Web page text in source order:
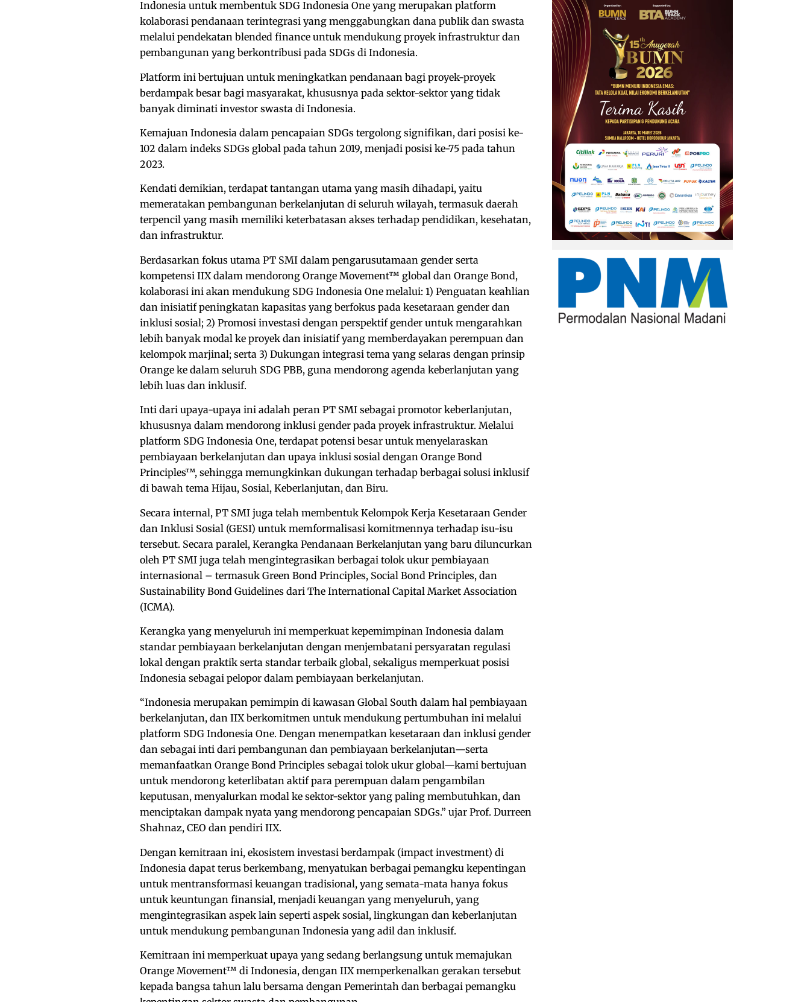
Indonesia untuk membentuk SDG Indonesia One yang merupakan platform
kolaborasi pendanaan terintegrasi yang menggabungkan dana publik dan swasta
melalui pendekatan blended finance untuk mendukung proyek infrastruktur dan
pembangunan yang berkontribusi pada SDGs di Indonesia.
Platform ini bertujuan untuk meningkatkan pendanaan bagi proyek-proyek
berdampak besar bagi masyarakat, khususnya pada sektor-sektor yang tidak
banyak diminati investor swasta di Indonesia.
Kemajuan Indonesia dalam pencapaian SDGs tergolong signifikan, dari posisi ke-
102 dalam indeks SDGs global pada tahun 2019, menjadi posisi ke-75 pada tahun
2023.
Kendati demikian, terdapat tantangan utama yang masih dihadapi, yaitu
memeratakan pembangunan berkelanjutan di seluruh wilayah, termasuk daerah
terpencil yang masih memiliki keterbatasan akses terhadap pendidikan, kesehatan,
dan infrastruktur.
Berdasarkan fokus utama PT SMI dalam pengarusutamaan gender serta
kompetensi IIX dalam mendorong Orange Movement™ global dan Orange Bond,
kolaborasi ini akan mendukung SDG Indonesia One melalui: 1) Penguatan keahlian
dan inisiatif peningkatan kapasitas yang berfokus pada kesetaraan gender dan
inklusi sosial; 2) Promosi investasi dengan perspektif gender untuk mengarahkan
lebih banyak modal ke proyek dan inisiatif yang memberdayakan perempuan dan
kelompok marjinal; serta 3) Dukungan integrasi tema yang selaras dengan prinsip
Orange ke dalam seluruh SDG PBB, guna mendorong agenda keberlanjutan yang
lebih luas dan inklusif.
Inti dari upaya-upaya ini adalah peran PT SMI sebagai promotor keberlanjutan,
khususnya dalam mendorong inklusi gender pada proyek infrastruktur. Melalui
platform SDG Indonesia One, terdapat potensi besar untuk menyelaraskan
pembiayaan berkelanjutan dan upaya inklusi sosial dengan Orange Bond
Principles™, sehingga memungkinkan dukungan terhadap berbagai solusi inklusif
di bawah tema Hijau, Sosial, Keberlanjutan, dan Biru.
Secara internal, PT SMI juga telah membentuk Kelompok Kerja Kesetaraan Gender
dan Inklusi Sosial (GESI) untuk memformalisasi komitmennya terhadap isu-isu
tersebut. Secara paralel, Kerangka Pendanaan Berkelanjutan yang baru diluncurkan
oleh PT SMI juga telah mengintegrasikan berbagai tolok ukur pembiayaan
internasional – termasuk Green Bond Principles, Social Bond Principles, dan
Sustainability Bond Guidelines dari The International Capital Market Association
(ICMA).
Kerangka yang menyeluruh ini memperkuat kepemimpinan Indonesia dalam
standar pembiayaan berkelanjutan dengan menjembatani persyaratan regulasi
lokal dengan praktik serta standar terbaik global, sekaligus memperkuat posisi
Indonesia sebagai pelopor dalam pembiayaan berkelanjutan.
“Indonesia merupakan pemimpin di kawasan Global South dalam hal pembiayaan
berkelanjutan, dan IIX berkomitmen untuk mendukung pertumbuhan ini melalui
platform SDG Indonesia One. Dengan menempatkan kesetaraan dan inklusi gender
dan sebagai inti dari pembangunan dan pembiayaan berkelanjutan—serta
memanfaatkan Orange Bond Principles sebagai tolok ukur global—kami bertujuan
untuk mendorong keterlibatan aktif para perempuan dalam pengambilan
keputusan, menyalurkan modal ke sektor-sektor yang paling membutuhkan, dan
menciptakan dampak nyata yang mendorong pencapaian SDGs.” ujar Prof. Durreen
Shahnaz, CEO dan pendiri IIX.
Dengan kemitraan ini, ekosistem investasi berdampak (impact investment) di
Indonesia dapat terus berkembang, menyatukan berbagai pemangku kepentingan
untuk mentransformasi keuangan tradisional, yang semata-mata hanya fokus
untuk keuntungan finansial, menjadi keuangan yang menyeluruh, yang
mengintegrasikan aspek lain seperti aspek sosial, lingkungan dan keberlanjutan
untuk mendukung pembangunan Indonesia yang adil dan inklusif.
Kemitraan ini memperkuat upaya yang sedang berlangsung untuk memajukan
Orange Movement™ di Indonesia, dengan IIX memperkenalkan gerakan tersebut
kepada bangsa tahun lalu bersama dengan Pemerintah dan berbagai pemangku